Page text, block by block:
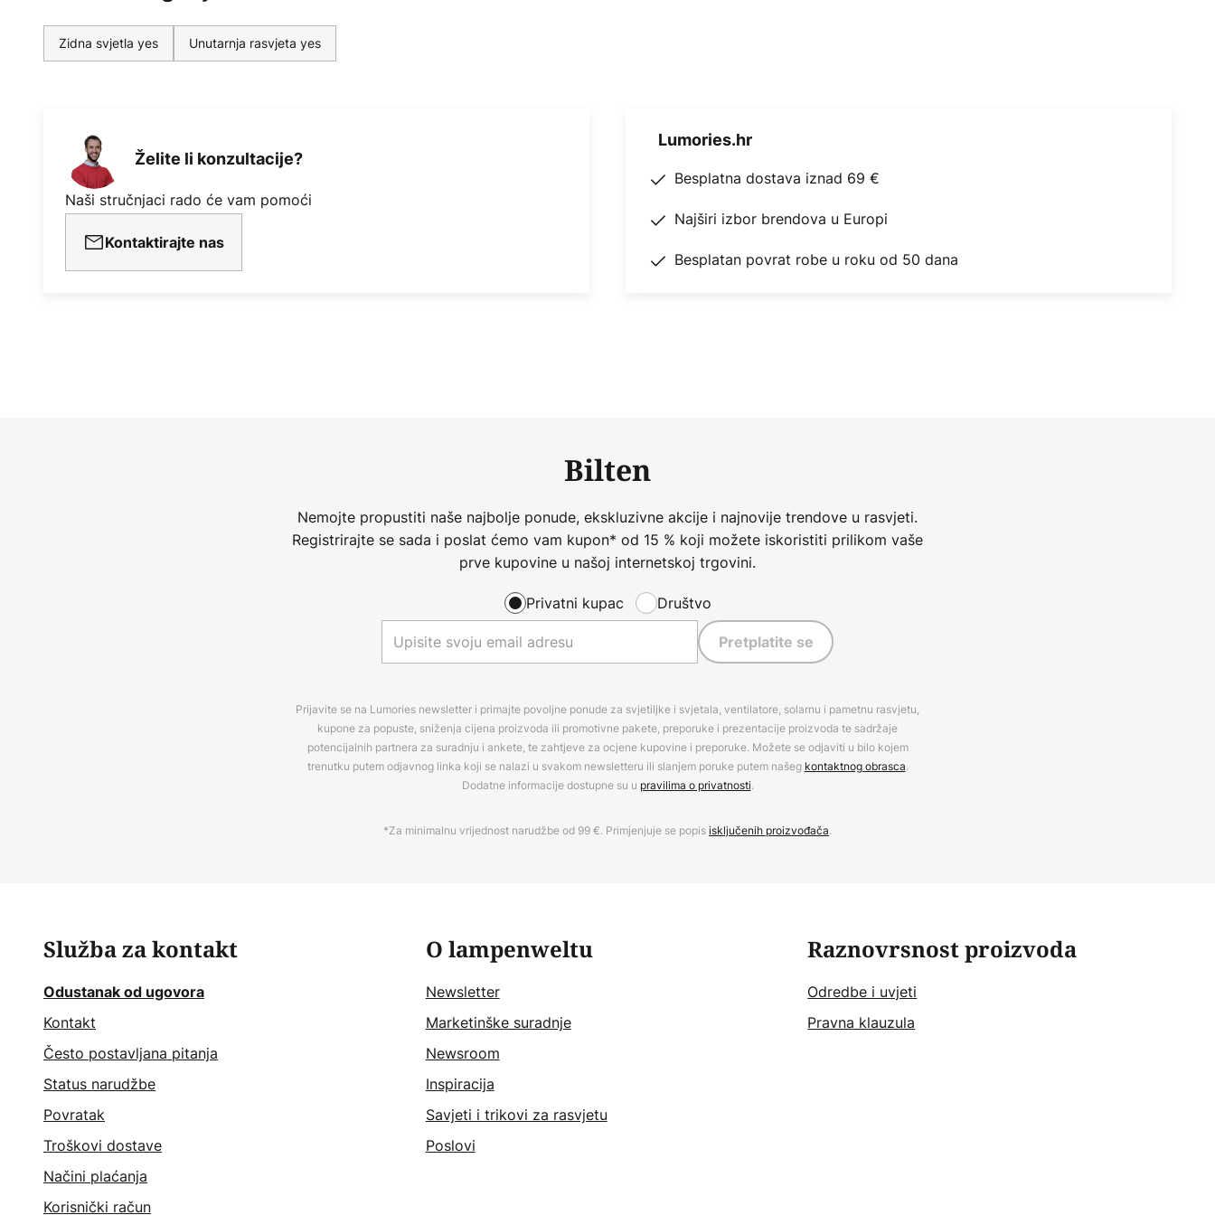
Zidna svjetla yes Unutarnja rasvjeta yes
Želite li konzultacije?
Naši stručnjaci rado će vam pomoći
Kontaktirajte nas
Lumories.hr
Besplatna dostava iznad 69 €
Najširi izbor brendova u Europi
Besplatan povrat robe u roku od 50 dana
Bilten
Nemojte propustiti naše najbolje ponude, ekskluzivne akcije i najnovije trendove u rasvjeti.
Registrirajte se sada i poslat ćemo vam kupon* od 15 % koji možete iskoristiti prilikom vaše
prve kupovine u našoj internetskoj trgovini.
Privatni kupac Društvo
Pretplatite se
Prijavite se na Lumories newsletter i primajte povoljne ponude za svjetiljke i svjetala, ventilatore, solarnu i pametnu rasvjetu,
kupone za popuste, sniženja cijena proizvoda ili promotivne pakete, preporuke i prezentacije proizvoda te sadržaje
potencijalnih partnera za suradnju i ankete, te zahtjeve za ocjene kupovine i preporuke. Možete se odjaviti u bilo kojem
trenutku putem odjavnog linka koji se nalazi u svakom newsletteru ili slanjem poruke putem našeg kontaktnog obrasca.
Dodatne informacije dostupne su u pravilima o privatnosti.
*Za minimalnu vrijednost narudžbe od 99 €. Primjenjuje se popisisključenih proizvođača.
Služba za kontakt
Odustanak od ugovora
Kontakt
Često postavljana pitanja
Status narudžbe
Povratak
Troškovi dostave
Načini plaćanja
Korisnički račun
O lampenweltu
Newsletter
Marketinške suradnje
Newsroom
Inspiracija
Savjeti i trikovi za rasvjetu
Poslovi
Raznovrsnost proizvoda
Odredbe i uvjeti
Pravna klauzula